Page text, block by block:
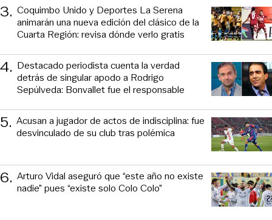
3. Coquimbo Unido y Deportes La Serena
animarán una nueva edición del clásico de la
Cuarta Región: revisa dónde verlo gratis
4. Destacado periodista cuenta la verdad
detrás de singular apodo a Rodrigo
Sepúlveda: Bonvallet fue el responsable
5. Acusan a jugador de actos de indisciplina: fue
desvinculado de su club tras polémica
6. Arturo Vidal aseguró que “este año no existe
nadie” pues “existe solo Colo Colo”